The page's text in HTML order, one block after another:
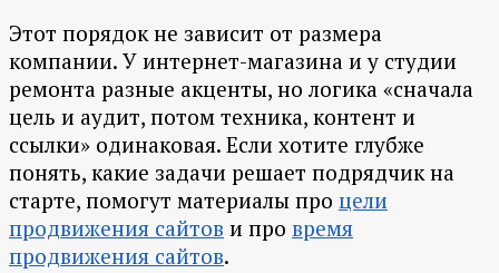
Этот порядок не зависит от размера
компании. У интернет-магазина и у студии
ремонта разные акценты, но логика «сначала
цель и аудит, потом техника, контент и
ссылки» одинаковая. Если хотите глубже
понять, какие задачи решает подрядчик на
старте, помогут материалы про цели
продвижения сайтов и про время
продвижения сайтов.